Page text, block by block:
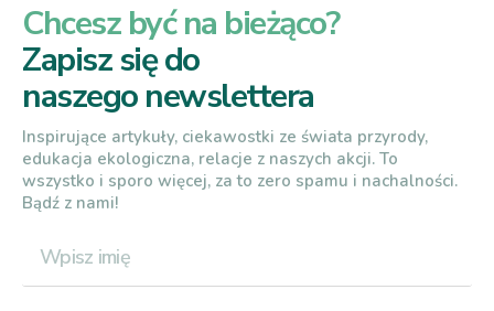
Chcesz być na bieżąco?
Zapisz się do
naszego newslettera
Inspirujące artykuły, ciekawostki ze świata przyrody,
edukacja ekologiczna, relacje z naszych akcji. To
wszystko i sporo więcej, za to zero spamu i nachalności.
Bądź z nami!